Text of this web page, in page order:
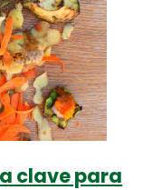
clave para